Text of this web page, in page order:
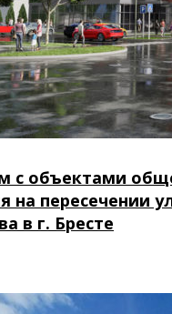
с объектами
на пересечении
в г. Бресте